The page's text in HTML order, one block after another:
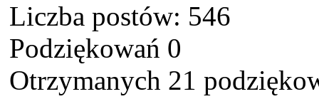
Liczba postów: 546
Podziękowań 0
Otrzymanych 21